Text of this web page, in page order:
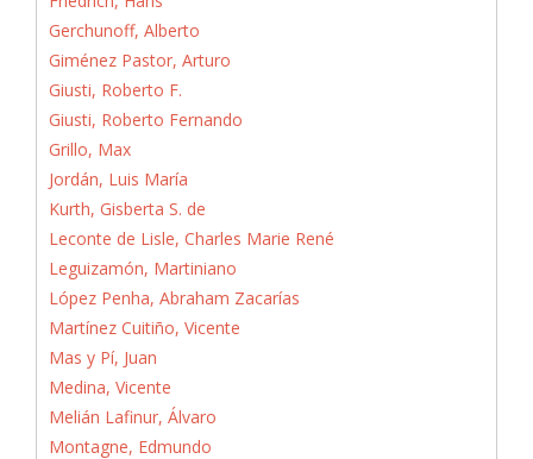
Gerchunoff, Alberto
Giménez Pastor, Arturo
Giusti, Roberto F.
Giusti, Roberto Fernando
Grillo, Max
Jordán, Luis María
Kurth, Gisberta S. de
Leconte de Lisle, Charles Marie René
Leguizamón, Martiniano
López Penha, Abraham Zacarías
Martínez Cuitiño, Vicente
Mas y Pí, Juan
Medina, Vicente
Melián Lafinur, Álvaro
Montagne, Edmundo